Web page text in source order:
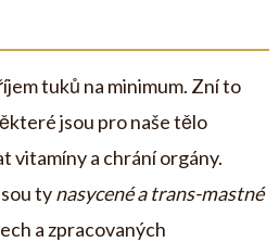
tuků na minimum. Zní to
jsou pro naše tělo
vitamíny a chrání orgány.
tynasycené a trans-mastné
a zpracovaných